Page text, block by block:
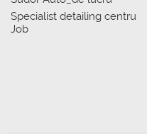
Specialist detailing centru
Job